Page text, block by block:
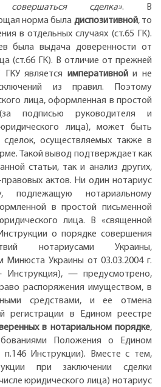
сделка». В
норма была диспозитивной, то
в отдельных случаях (ст.65 ГК).
была выдача доверенности от
(ст.66 ГК). В отличие от прежней
ГКУ является императивнойи не
из правил. Поэтому
лица, оформленная в простой
подписью руководителя и
лица), может быть
осуществляемых также в
Такой вывод подтверждает как
статьи, так и анализ других,
актов. Ни один нотариус
подлежащую нотариальному
в простой письменной
лица. В «священной
о порядке совершения
нотариусами Украины,
Минюста Украины от 03.03.2004 г.
— предусмотрено,
распоряжения имуществом, в
средствами, и ее отмена
регистрации в Едином реестре
в нотариальном порядке,
Положения о Едином
Инструкции). Вместе с тем,
при заключении сделки
юридического лица) нотариус